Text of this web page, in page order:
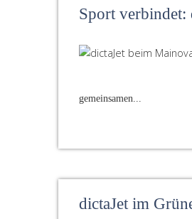
Sport
gemeinsamen...
dictaJet im